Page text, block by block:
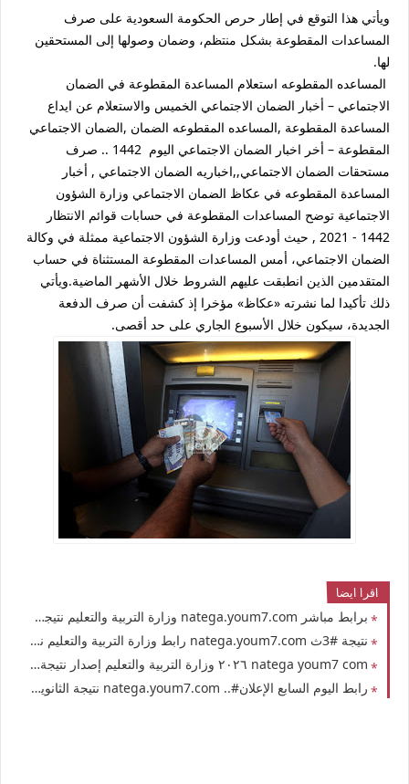
ويأتي هذا التوقع في إطار حرص الحكومة السعودية على صرف
المساعدات المقطوعة بشكل منتظم، وضمان وصولها إلى المستحقين
لها.
المساعده المقطوعه استعلام المساعدة المقطوعة في الضمان
الاجتماعي – أخبار الضمان الاجتماعي الخميس والاستعلام عن ايداع
المساعدة المقطوعة ,المساعده المقطوعه الضمان ,الضمان الاجتماعي
المقطوعة – أخر اخبار الضمان الاجتماعي اليوم 1442 .. صرف
مستحقات الضمان الاجتماعي,,اخباريه الضمان الاجتماعي , أخبار
المساعدة المقطوعه في عكاظ الضمان الاجتماعي وزارة الشؤون
الاجتماعية توضح المساعدات المقطوعة في حسابات قوائم الانتظار
1442 - 2021 , حيث أودعت وزارة الشؤون الاجتماعية ممثلة في وكالة
الضمان الاجتماعي، أمس المساعدات المقطوعة المستثناة في حساب
المتقدمين الذين انطبقت عليهم الشروط خلال الأشهر الماضية.ويأتي
ذلك تأكيدا لما نشرته «عكاظ» مؤخرا إذ كشفت أن صرف الدفعة
الجديدة، سيكون خلال الأسبوع الجاري على حد أقصى.
اقرا ايضا
برابط مباشر natega.youm7.com وزارة التربية والتعليم نتيجة الثانوية العامة في مصر 2026 برقم الجلوس المدرسة الصف الثالث الثانوي
نتيجة #3ث natega.youm7.com رابط وزارة التربية والتعليم نتيجة الثانوية العامة في مصر 2026 برقم الجلوس المدرسة الصف الثالث الثانوي
natega youm7 com ٢٠٢٦ وزارة التربية والتعليم إصدار نتيجة الثانوية العامة 2026 في مصر بالإسم ورقم الجلوس نتيجة امتحانات الصف الثالث الثانوي بكافة فروعها في مصر والمحافظات
رابط اليوم السابع الإعلان#.. natega.youm7.com نتيجة الثانوية العامة في مصر 2026 برقم الجلوس وبالإسم موقع وزارة التربية والتعليم الصف الثالث الثانوي علمي وأدبي